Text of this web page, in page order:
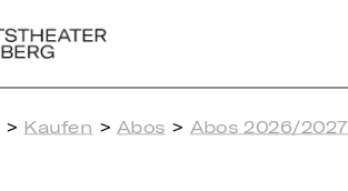
> Kaufen > Abos > Abos 2026/2027